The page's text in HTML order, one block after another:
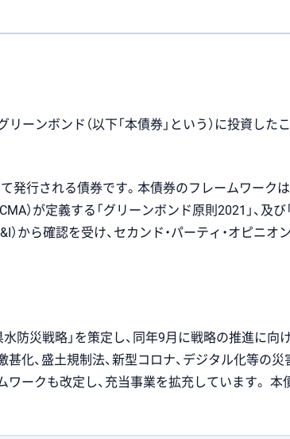
リーンボンド（以下「本債券」という）に投資した
行される債券です。本債券のフレームワークは
）が定義する「グリーンボンド原則2021」、及び
から確認を受け、セカンド・パーティ・オピニオ
防災戦略」を策定し、同年9月に戦略の推進に向
化、盛土規制法、新型コロナ、デジタル化等の災
ワークも改定し、充当事業を拡充しています。 本